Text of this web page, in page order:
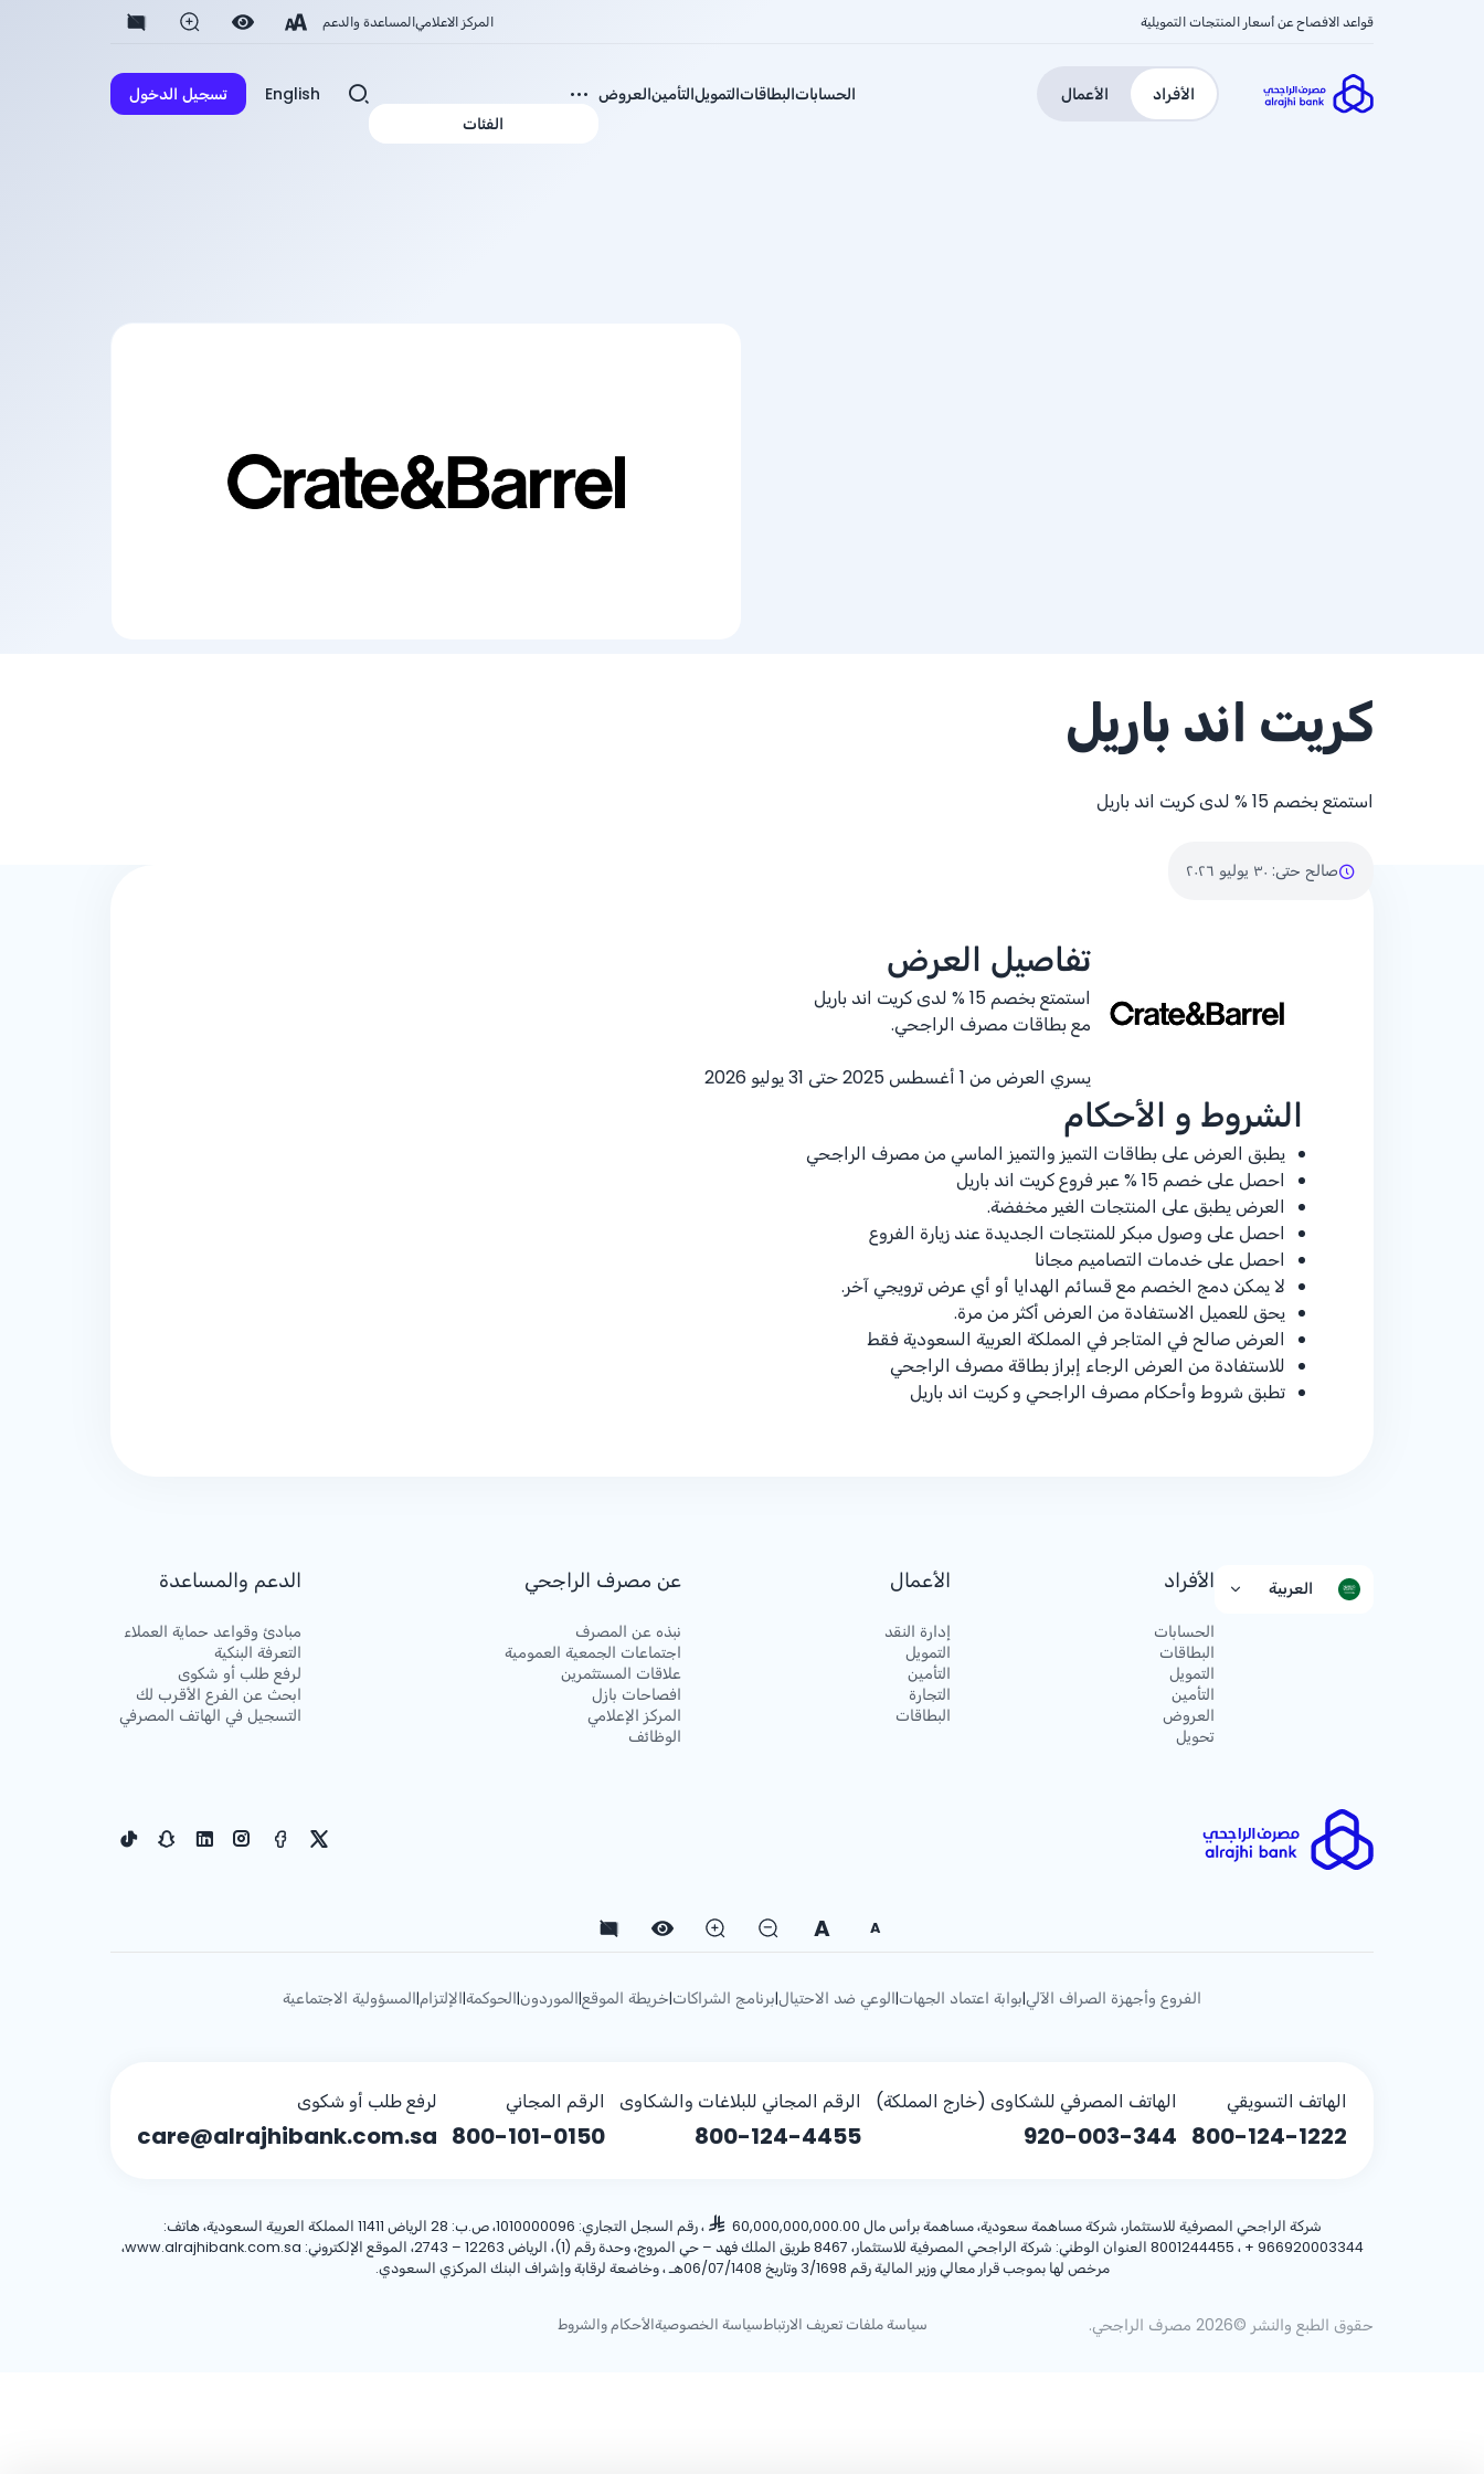
قواعد الافصاح عن أسعار المنتجات التمويلية المركز الاعلاميالمساعدة والدعم
الأفراد الأعمال الحساباتالبطاقاتالتمويلالتأمينالعروض
الفئات
English تسجيل الدخول
كريت اند باريل
استمتع بخصم % 15 لدى كريت اند باريل
صالح حتى: ٣٠ يوليو ٢٠٢٦
تفاصيل العرض
استمتع بخصم % 15 لدى كريت اند باريل
مع بطاقات مصرف الراجحي.
يسري العرض من 1 أغسطس 2025 حتى 31 يوليو 2026
الشروط و الأحكام
يطبق العرض على بطاقات التميز والتميز الماسي من مصرف الراجحي
احصل على خصم % 15عبر فروع كريت اند باريل
العرض يطبق على المنتجات الغير مخفضة.
احصل على وصول مبكر للمنتجات الجديدة عند زيارة الفروع
احصل على خدمات التصاميم مجانا
لا يمكن دمج الخصم مع قسائم الهدايا أو أي عرض ترويجي آخر.
يحق للعميل الاستفادة من العرض أكثر من مرة.
العرض صالح في المتاجر في المملكة العربية السعودية فقط
للاستفادة من العرض الرجاء إبراز بطاقة مصرف الراجحي
تطبق شروط وأحكام مصرف الراجحي و كريت اند باريل
العربية الأفراد
الحسابات
البطاقات
التمويل
التأمين
العروض
تحويل
الأعمال
إدارة النقد
التمويل
التأمين
التجارة
البطاقات
عن مصرف الراجحي
نبذه عن المصرف
اجتماعات الجمعية العمومية
علاقات المستثمرين
افصاحات بازل
المركز الإعلامي
الوظائف
الدعم والمساعدة
مبادئ وقواعد حماية العملاء
التعرفة البنكية
لرفع طلب أو شكوى
ابحث عن الفرع الأقرب لك
التسجيل في الهاتف المصرفي
A
A
الفروع وأجهزة الصراف الآلي|بوابة اعتماد الجهات|الوعي ضد الاحتيال|برنامج الشراكات|خريطة الموقع|الموردون|الحوكمة|الإلتزام|المسؤولية الاجتماعية
الهاتف التسويقي
800-124-1222
الهاتف المصرفي للشكاوى (خارج المملكة)
920-003-344
الرقم المجاني للبلاغات والشكاوى
800-124-4455
الرقم المجاني
800-101-0150
لرفع طلب أو شكوى
care@alrajhibank.com.sa
شركة الراجحي المصرفية للاستثمار، شركة مساهمة سعودية، مساهمة برأس مال 60,000,000,000.00
، رقم السجل التجاري: 1010000096، ص.ب: 28 الرياض 11411 المملكة العربية السعودية، هاتف:
+ 966920003344
، 8001244455 العنوان الوطني: شركة الراجحي المصرفية للاستثمار، 8467 طريق الملك فهد – حي المروج، وحدة رقم (1)، الرياض 12263 – 2743، الموقع الإلكتروني: www.alrajhibank.com.sa،
مرخص لها بموجب قرار معالي وزير المالية رقم 3/1698 وتاريخ 06/07/1408هـ ، وخاضعة لرقابة وإشراف البنك المركزي السعودي.
حقوق الطبع والنشر ©2026 مصرف الراجحي. سياسة ملفات تعريف الارتباطسياسة الخصوصيةالأحكام والشروط